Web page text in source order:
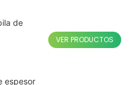
de
VER PRODUCTOS
espesor